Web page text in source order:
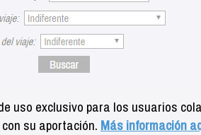
uso exclusivo para los usuarios
su aportación. Más información